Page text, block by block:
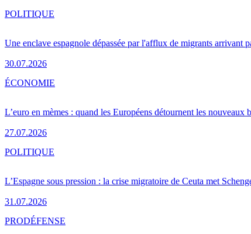
Une enclave espagnole dépassée par l'afflux de migrants arrivant
30.07.2026
POLITIQUE
L’euro en mèmes : quand les Européens détournent les nouveaux
27.07.2026
ÉCONOMIE
L’Espagne sous pression : la crise migratoire de Ceuta met
31.07.2026
POLITIQUE
PRODÉFENSE